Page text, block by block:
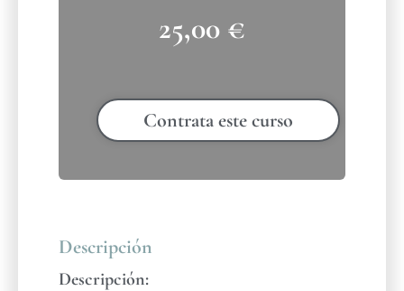
25,00 €
Contrata este curso
Descripción
Descripción: